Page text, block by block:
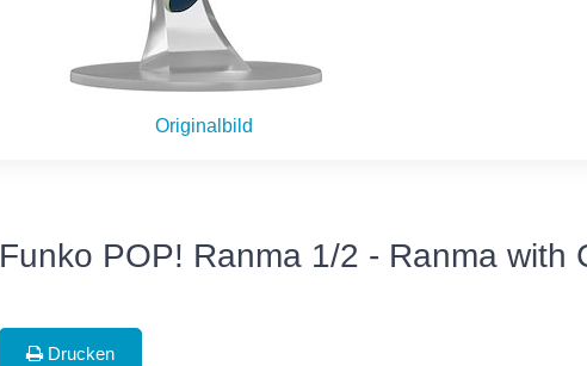
Originalbild
Funko POP! Ranma 1/2 - Ranma with
Drucken